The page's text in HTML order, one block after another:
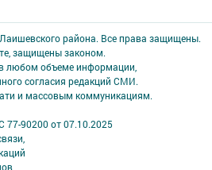
района. Все права защищены.
защищены законом.
любом объеме информации,
согласия редакций СМИ.
и массовым коммуникациям.
90200 от 07.10.2025